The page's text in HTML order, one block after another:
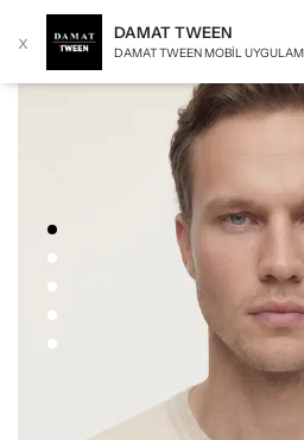
x DAMAT TWEEN
DAMAT TWEEN MOBIL